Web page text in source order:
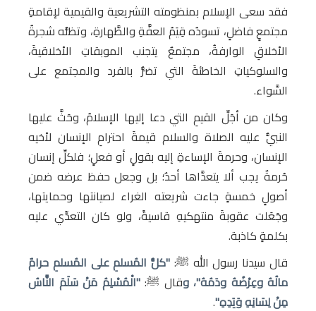
فقد سعى الإسلام بمنظومته التشريعية والقيمية لإقامةِ
مجتمعٍ فاضلٍ، تسودُه قِيَمُ العفَّةِ والطَّهارةِ، وتظلُّه شجرةُ
الأخلاقِ الوارفةُ، مجتمعٌ يتجنب الموبقاتِ الأخلاقيةَ،
والسلوكياتِ الخاطئةَ التي تضرُّ بالفرد والمجتمع على
السَّواء.
وكان من أجَلِّ القيمِ التي دعا إليها الإسلامُ، وحَثَّ عليها
النبيُّ عليه الصلاة والسلام قيمةَ احترامِ الإنسان لأخيه
الإنسان، وحرمةَ الإساءةِ إليه بقولٍ أو فعلٍ؛ فلكلِّ إنسان
حُرمةٌ يجب ألا يتعدَّاها أحدٌ؛ بل وجعل حفظ عرضه ضمن
أصولٍ خمسةٍ جاءت شريعته الغراء لصيانتها وحمايتها،
وجَعَلت عقوبةَ منتهكيهِ قاسيةً، ولو كان التعدِّي عليه
بكلمةٍ كاذبة.
قال سيدنا رسول الله ﷺ: "كلُّ المُسلمِ على المُسلمِ حرامٌ
مالُهُ وعِرْضُهُ ودَمُهُ"، وقال ﷺ:"الْمُسْلِمُ مَنْ سَلَمَ النَّاسُ
مِنْ لِسَانِهِ وَيَدِهِ".